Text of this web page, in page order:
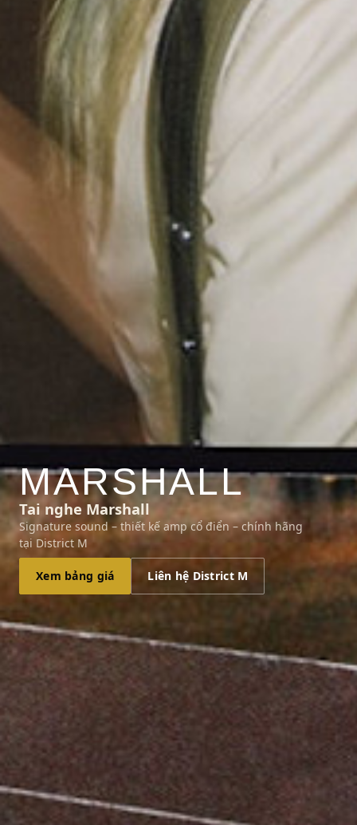
MARSHALL
Tai nghe Marshall
Signature sound – thiết kế amp cổ điển – chính hãng
tại District M
Xem bảng giá Liên hệ District M